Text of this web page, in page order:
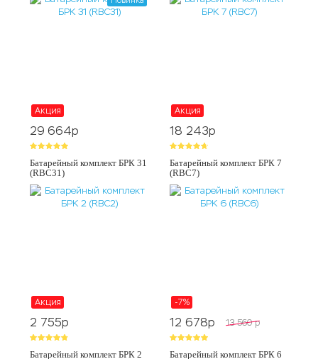
Акция
29 664p
Батарейный комплект БРК 31
(RBC31)
Акция
18 243p
Батарейный комплект БРК 7
(RBC7)
Акция
2 755p
Батарейный комплект БРК 2
-7%
12 678p 13 560 p
Батарейный комплект БРК 6